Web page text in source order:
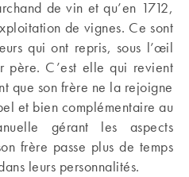
de vin et qu’en 1712,
de vignes. Ce sont
qui ont repris, sous l’œil
père. C’est elle qui revient
que son frère ne la rejoigne
et bien complémentaire au
gérant les aspects
frère passe plus de temps
leurs personnalités.